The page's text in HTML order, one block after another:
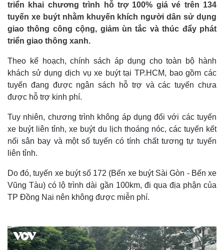
triển khai chương trình hỗ trợ 100% giá vé trên 134
tuyến xe buýt nhằm khuyến khích người dân sử dụng
giao thông công cộng, giảm ùn tắc và thúc đẩy phát
triển giao thông xanh.
Theo kế hoạch, chính sách áp dụng cho toàn bộ hành
khách sử dụng dịch vụ xe buýt tại TP.HCM, bao gồm các
tuyến đang được ngân sách hỗ trợ và các tuyến chưa
được hỗ trợ kinh phí.
Tuy nhiên, chương trình không áp dụng đối với các tuyến
xe buýt liên tỉnh, xe buýt du lịch thoáng nóc, các tuyến kết
nối sân bay và một số tuyến có tính chất tương tự tuyến
liên tỉnh.
Do đó, tuyến xe buýt số 172 (Bến xe buýt Sài Gòn - Bến xe
Vũng Tàu) có lộ trình dài gần 100km, đi qua địa phận của
TP Đồng Nai nên không được miễn phí.